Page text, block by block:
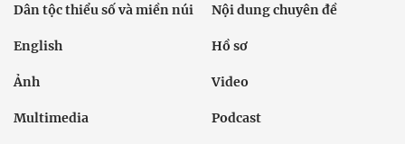
Dân tộc thiểu số và miền núi Nội dung chuyên đề
English Hồ sơ
Ảnh Video
Multimedia Podcast